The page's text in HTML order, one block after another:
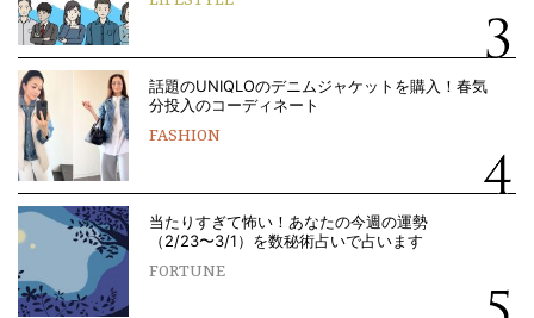
話題のUNIQLOのデニムジャケットを購入！春気
分投入のコーディネート
FASHION
当たりすぎて怖い！あなたの今週の運勢
（2/23〜3/1）を数秘術占いで占います
FORTUNE